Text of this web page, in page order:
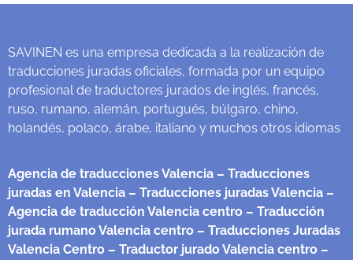
SAVINEN es una empresa dedicada a la realización de
traducciones juradas oficiales, formada por un equipo
profesional de traductores jurados de inglés, francés,
ruso, rumano, alemán, portugués, búlgaro, chino,
holandés, polaco, árabe, italiano y muchos otros idiomas
Agencia de traducciones Valencia – Traducciones
juradas en Valencia – Traducciones juradas Valencia –
Agencia de traducción Valencia centro – Traducción
jurada rumano Valencia centro – Traducciones Juradas
Valencia Centro – Traductor jurado Valencia centro –